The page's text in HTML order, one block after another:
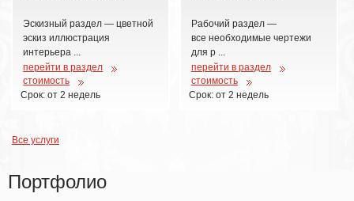
Эскизный раздел — цветной
эскиз иллюстрация
интерьера ...
перейти в раздел
стоимость
Срок: от 2 недель
Рабочий раздел —
все необходимые чертежи
для р ...
перейти в раздел
стоимость
Срок: от 2 недель
Все услуги
Портфолио